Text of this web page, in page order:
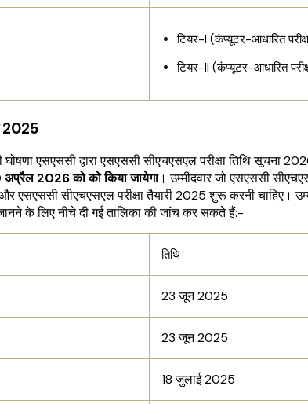
टियर-I (कंप्यूटर-आधारित
टियर-II (कंप्यूटर-आधारित
2025
एसएससी द्वारा एसएससी सीएचएसएल परीक्षा तिथि सूचना
2026 को को किया जायेगा। उम्मीदवार जो एसएससी
एसएससी सीएचएसएल परीक्षा तैयारी 2025 शुरू करनी चाहिए।
के लिए नीचे दी गई तालिका की जांच कर सकते हैं:-
तिथि
23 जून 2025
23 जून 2025
18 जुलाई 2025